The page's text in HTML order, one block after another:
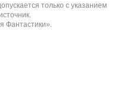
только с указанием
Фантастики»